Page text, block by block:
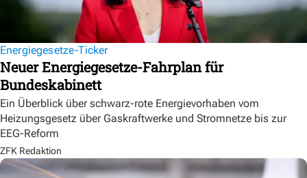
Energiegesetze-Ticker
Neuer Energiegesetze-Fahrplan für
Bundeskabinett
Ein Überblick über schwarz-rote Energievorhaben vom
Heizungsgesetz über Gaskraftwerke und Stromnetze bis zur
EEG-Reform
ZFK Redaktion